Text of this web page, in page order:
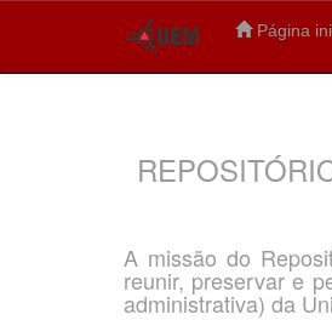
Página
A missão do
reunir, preservar e
administrativa) da